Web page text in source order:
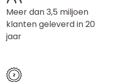
Meer dan 3,5 miljoen
klanten geleverd in 20
jaar